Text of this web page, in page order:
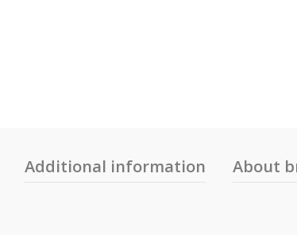
Additional information About